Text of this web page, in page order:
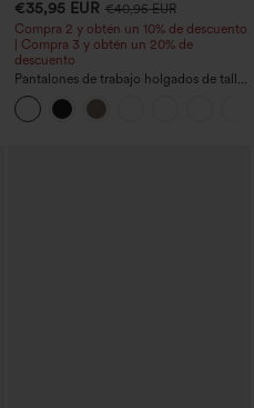
€35,95 EUR €40,95 EUR
Compra 2 y obtén un 10% de descuento
| Compra 3 y obtén un 20% de
descuento
Pantalones de trabajo holgados de talle
medio con bolsillos y pernera estilo
barril